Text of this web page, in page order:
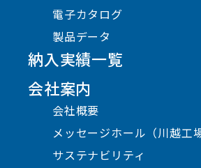
電子カタログ
製品データ
納入実績一覧
会社案内
会社概要
メッセージホール（川越工場
サステナビリティ